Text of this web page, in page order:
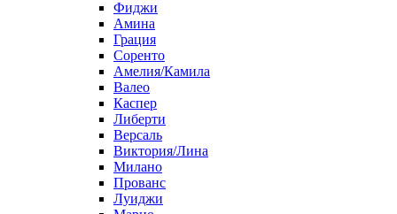
Фиджи
Амина
Грация
Соренто
Амелия/Камила
Валео
Каспер
Либерти
Версаль
Виктория/Лина
Милано
Прованс
Луиджи